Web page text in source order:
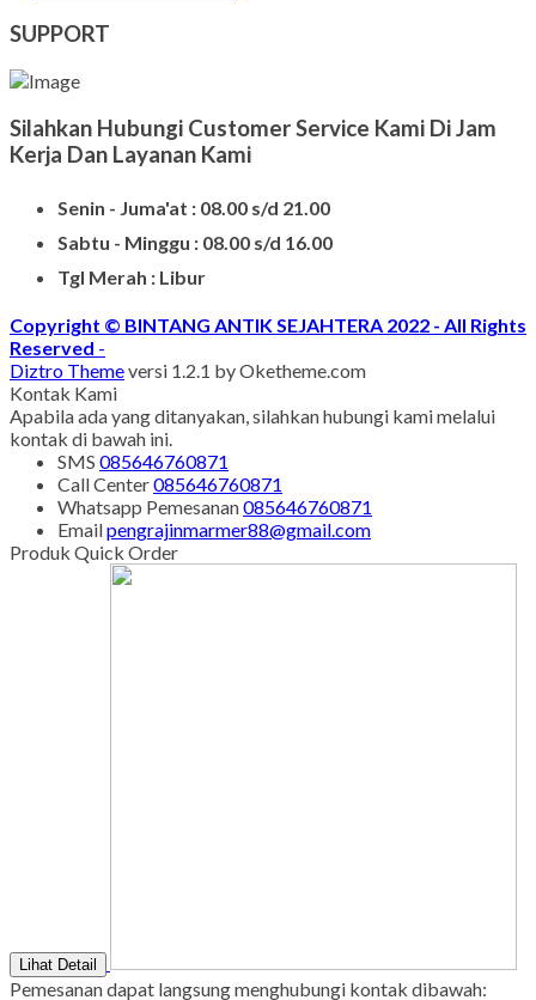
SUPPORT
Silahkan Hubungi Customer Service Kami Di Jam
Kerja Dan Layanan Kami
Senin - Juma'at : 08.00 s/d 21.00
Sabtu - Minggu : 08.00 s/d 16.00
Tgl Merah : Libur
Copyright © BINTANG ANTIK SEJAHTERA 2022 - All Rights
Reserved -
Diztro Themeversi 1.2.1 by Oketheme.com
Kontak Kami
Apabila ada yang ditanyakan, silahkan hubungi kami melalui
kontak di bawah ini.
SMS 085646760871
Call Center085646760871
Whatsapp Pemesanan085646760871
Emailpengrajinmarmer88@gmail.com
Produk Quick Order
Lihat Detail
Pemesanan dapat langsung menghubungi kontak dibawah: